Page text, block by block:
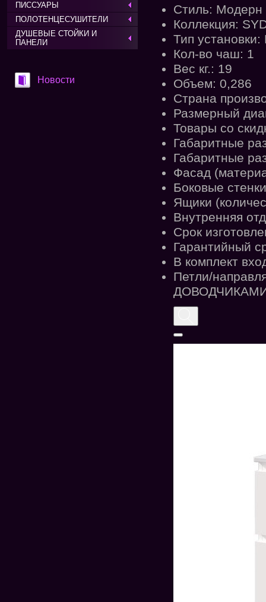
ПИССУАРЫ
ПОЛОТЕНЦЕСУШИТЕЛИ
ДУШЕВЫЕ СТОЙКИ И
ПАНЕЛИ
Новости
Стиль: Модерн
Коллекция:
Тип
Кол-во чаш: 1
Вес кг.: 19
Объем: 0,286
Страна
Размерный
Товары со
Габаритные
Габаритные
Фасад
Боковые
Ящики
Внутренняя
Срок
Гарантийный
В комплект
Петли/